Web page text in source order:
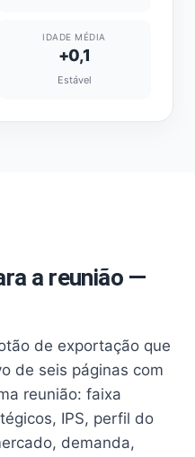
IDADE MÉDIA
+0,1
Estável
a reunião —
de exportação que
de seis páginas com
reunião: faixa
IPS, perfil do
demanda,